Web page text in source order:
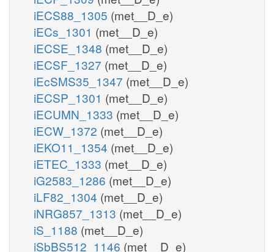
iECS88_1305 (met__D_e)
iECs_1301 (met__D_e)
iECSE_1348 (met__D_e)
iECSF_1327 (met__D_e)
iEcSMS35_1347 (met__D_e)
iECSP_1301 (met__D_e)
iECUMN_1333 (met__D_e)
iECW_1372 (met__D_e)
iEKO11_1354 (met__D_e)
iETEC_1333 (met__D_e)
iG2583_1286 (met__D_e)
iLF82_1304 (met__D_e)
iNRG857_1313 (met__D_e)
iS_1188 (met__D_e)
iSbBS512_1146 (met__D_e)